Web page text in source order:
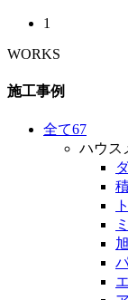
1
WORKS
施工事例
全て67
ハウス